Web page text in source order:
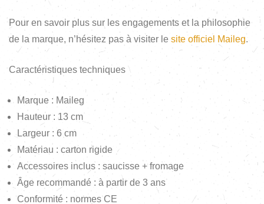
Pour en savoir plus sur les engagements et la philosophie
de la marque, n’hésitez pas à visiter le site officiel Maileg.
Caractéristiques techniques
Marque : Maileg
Hauteur : 13 cm
Largeur : 6 cm
Matériau : carton rigide
Accessoires inclus : saucisse + fromage
Âge recommandé : à partir de 3 ans
Conformité : normes CE